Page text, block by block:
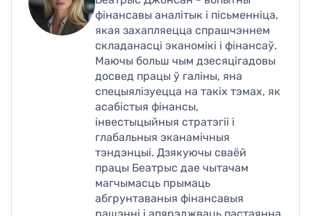
фінансавы аналітык і пісьменніца,
якая захапляецца спрашчэннем
складанасці эканомікі і фінансаў.
Маючы больш чым дзесяцігадовы
досвед працы ў галіны, яна
спецыялізуецца на такіх тэмах, як
асабістыя фінансы,
інвестыцыйныя стратэгіі і
глабальныя эканамічныя
тэндэнцыі. Дзякуючы сваёй
працы Беатрыс дае чытачам
магчымасць прымаць
абгрунтаваныя фінансавыя